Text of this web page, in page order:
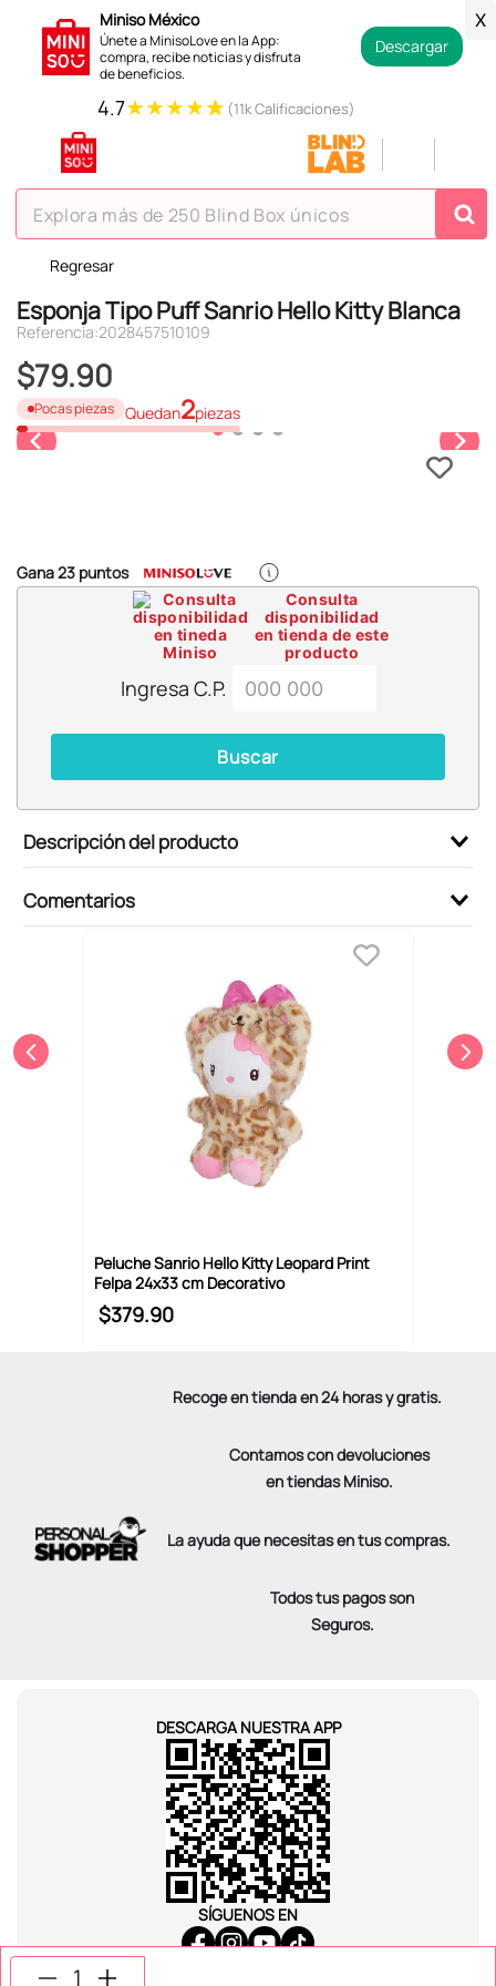
Miniso México
Únete a MinisoLove en la App:
compra, recibe noticias y disfruta
de beneficios.
Descargar
X
4.7★★★★★ (11k Calificaciones)
Explora más de 250 Blind Box únicos
Regresar
Esponja Tipo Puff Sanrio Hello Kitty Blanca
Referencia:2028457510109
$79.90
Pocas piezas Quedan2piezas
Gana23 puntos
Consulta
disponibilidad
en tienda de este
producto
Ingresa C.P.
Buscar
Descripción del producto
Comentarios
Peluche Sanrio Hello Kitty Leopard Print
Felpa 24x33 cm Decorativo
$379.90
Recoge en tienda en 24 horas y gratis.
Contamos con devoluciones
en tiendas Miniso.
La ayuda que necesitas en tus compras.
Todos tus pagos son
Seguros.
DESCARGA NUESTRA APP
SÍGUENOS EN
TÉRMINOS MÁS BUSCADOS
1.
hello kitty
3.
peluche
4.
osito cariñosito
8.
bts